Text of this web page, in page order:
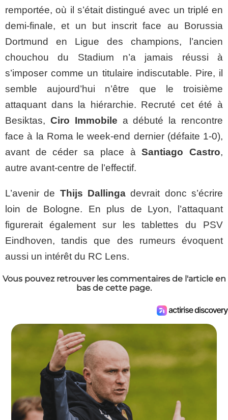
remportée, où il s’était distingué avec un triplé en
demi-finale, et un but inscrit face au Borussia
Dortmund en Ligue des champions, l’ancien
chouchou du Stadium n’a jamais réussi à
s’imposer comme un titulaire indiscutable. Pire, il
semble aujourd’hui n’être que le troisième
attaquant dans la hiérarchie. Recruté cet été à
Besiktas, Ciro Immobile a débuté la rencontre
face à la Roma le week-end dernier (défaite 1-0),
avant de céder sa place àSantiago Castro,
autre avant-centre de l’effectif.
L’avenir de Thijs Dallinga devrait donc s’écrire
loin de Bologne. En plus de Lyon, l’attaquant
figurerait également sur les tablettes du PSV
Eindhoven, tandis que des rumeurs évoquent
aussi un intérêt du RC Lens.
Vous pouvez retrouver les commentaires de l'article en
bas de cette page.